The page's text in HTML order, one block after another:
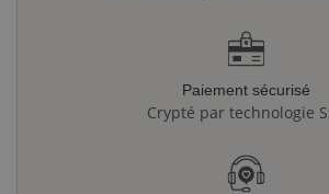
Paiement sécurisé
Crypté par technologie